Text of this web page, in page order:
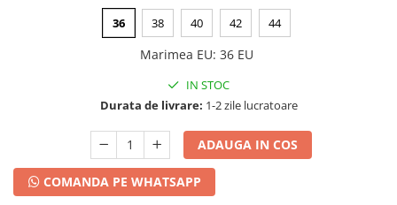
36 38 40 42 44
Marimea EU: 36 EU
IN STOC
Durata de livrare: 1-2 zile lucratoare
ADAUGA IN COS
COMANDA PE WHATSAPP